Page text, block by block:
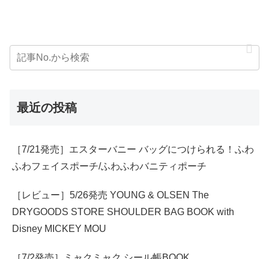
最近の投稿
［7/21発売］エスターバニー バッグにつけられる！ふわ
ふわフェイスポーチ/ふわふわバニティポーチ
［レビュー］5/26発売 YOUNG & OLSEN The
DRYGOODS STORE SHOULDER BAG BOOK with
Disney MICKEY MOU